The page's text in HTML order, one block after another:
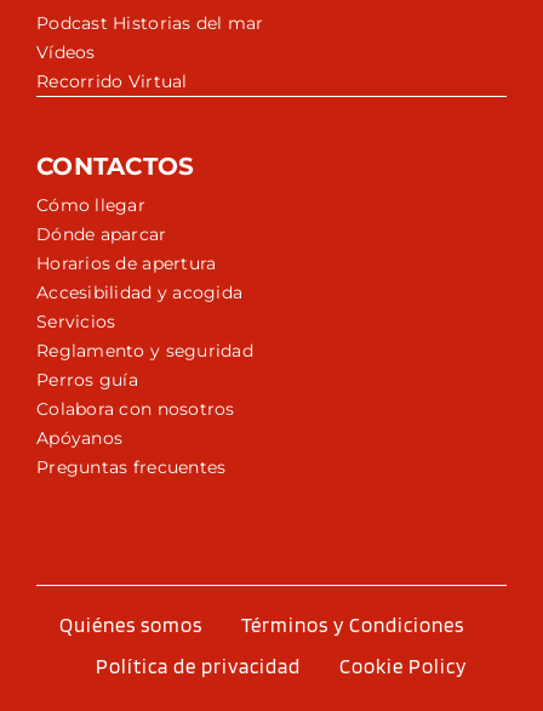
Podcast Historias del mar
Vídeos
Recorrido Virtual
CONTACTOS
Cómo llegar
Dónde aparcar
Horarios de apertura
Accesibilidad y acogida
Servicios
Reglamento y seguridad
Perros guía
Colabora con nosotros
Apóyanos
Preguntas frecuentes
Quiénes somos
Términos y Condiciones
Política de privacidad
Cookie Policy